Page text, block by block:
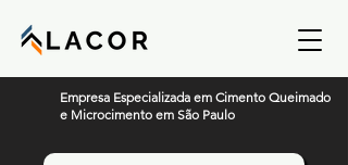
Empresa Especializada em Cimento Queimado
e Microcimento em São Paulo